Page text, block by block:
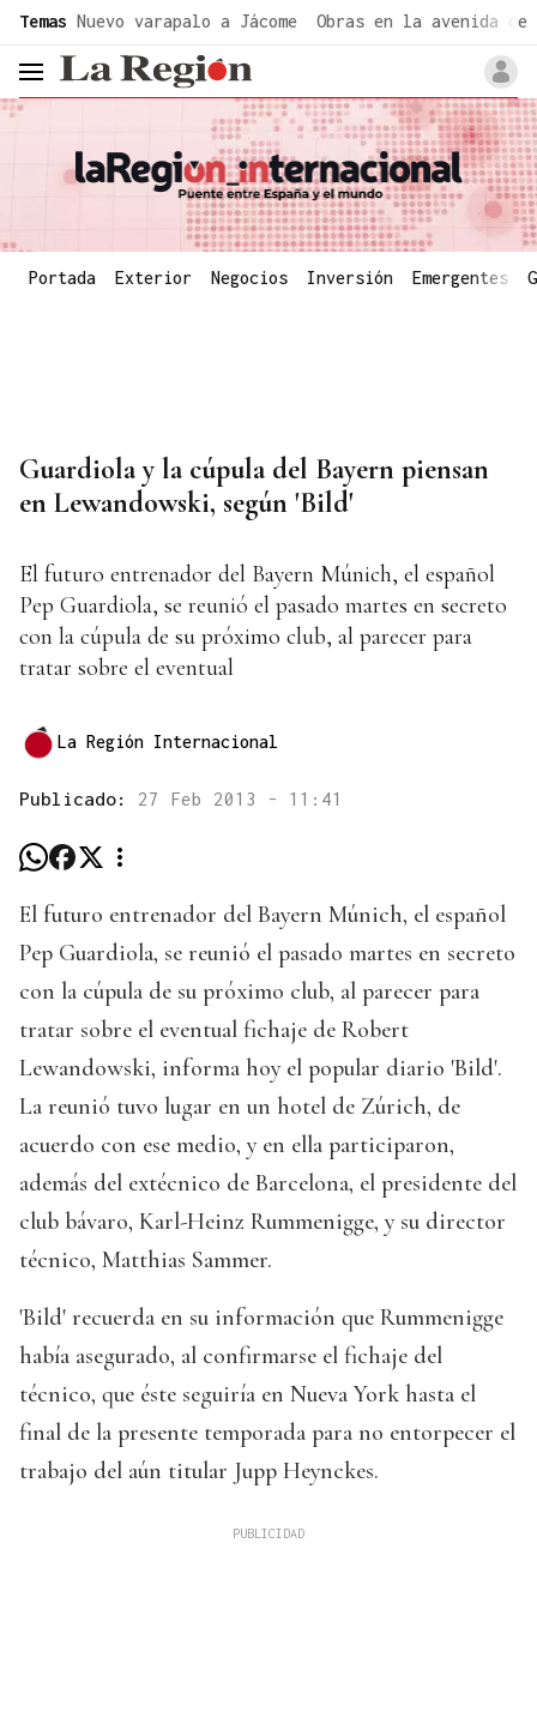
Temas Nuevo varapalo a Jácome Obras en la avenida de
header.menu.open
Portada Exterior Negocios Inversión Emergentes
Guardiola y la cúpula del Bayern piensan
en Lewandowski, según 'Bild'
El futuro entrenador del Bayern Múnich, el español
Pep Guardiola, se reunió el pasado martes en secreto
con la cúpula de su próximo club, al parecer para
tratar sobre el eventual
La Región Internacional
Publicado: 27 Feb 2013 - 11:41
El futuro entrenador del Bayern Múnich, el español
Pep Guardiola, se reunió el pasado martes en secreto
con la cúpula de su próximo club, al parecer para
tratar sobre el eventual fichaje de Robert
Lewandowski, informa hoy el popular diario 'Bild'.
La reunió tuvo lugar en un hotel de Zúrich, de
acuerdo con ese medio, y en ella participaron,
además del extécnico de Barcelona, el presidente del
club bávaro, Karl-Heinz Rummenigge, y su director
técnico, Matthias Sammer.
'Bild' recuerda en su información que Rummenigge
había asegurado, al confirmarse el fichaje del
técnico, que éste seguiría en Nueva York hasta el
final de la presente temporada para no entorpecer el
trabajo del aún titular Jupp Heynckes.